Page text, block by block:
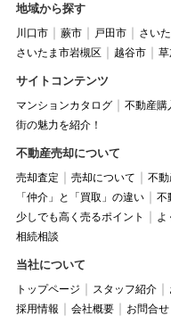
地域から探す
川口市 蕨市 戸田市 さい
さいたま市岩槻区
越谷市
サイトコンテンツ
マンションカタログ 不動産購
街の魅力を紹介！
不動産売却について
売却査定 売却について
不
「仲介」と「買取」の違い
不
少しでも高く売るポイント
よ
相続相談
当社について
トップページ スタッフ紹介
採用情報
会社概要 お問合せ